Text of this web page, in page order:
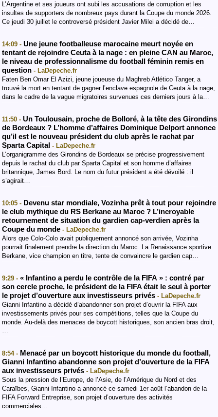
L’Argentine et ses joueurs ont subi les accusations de corruption et les
insultes de supporters de nombreux pays durant la Coupe du monde 2026.
Ce jeudi 30 juillet le controversé président Javier Milei a décidé de…
14:09 - Une jeune footballeuse marocaine meurt noyée en
tentant de rejoindre Ceuta à la nage : en pleine CAN au Maroc,
le niveau de professionnalisme du football féminin remis en
question - LaDepeche.fr
Faten Ben Omar El Azizi, jeune joueuse du Maghreb Atlético Tanger, a
trouvé la mort en tentant de gagner l’enclave espagnole de Ceuta à la nage,
dans le cadre de la vague migratoires survenues ces derniers jours à la…
11:50 - Un Toulousain, proche de Bolloré, à la tête des Girondins
de Bordeaux ? L’homme d’affaires Dominique Delport annonce
qu’il est le nouveau président du club après le rachat par
Sparta Capital - LaDepeche.fr
L’organigramme des Girondins de Bordeaux se précise progressivement
depuis le rachat du club par Sparta Capital et son homme d’affaires
britannique, James Bord. Le nom du futur président a été dévoilé : il
s’agirait…
10:05 - Devenu star mondiale, Vozinha prêt à tout pour rejoindre
le club mythique du RS Berkane au Maroc ? L’incroyable
retournement de situation du gardien cap-verdien après la
Coupe du monde - LaDepeche.fr
Alors que Colo-Colo avait publiquement annoncé son arrivée, Vozinha
pourrait finalement prendre la direction du Maroc. La Renaissance sportive
Berkane, vice champion en titre, tente de convaincre le gardien cap…
9:29 - « Infantino a perdu le contrôle de la FIFA » : contré par
son cercle proche, le président de la FIFA était le seul à porter
le projet d’ouverture aux investisseurs privés - LaDepeche.fr
Gianni Infantino a décidé d’abandonner son projet d’ouvrir la FIFA aux
investissements privés pour ses compétitions, telles que la Coupe du
monde. Au-delà des menaces de boycott historiques, son ancien bras droit,
…
8:54 - Menacé par un boycott historique du monde du football,
Gianni Infantino abandonne son projet d’ouverture de la FIFA
aux investisseurs privés - LaDepeche.fr
Sous la pression de l’Europe, de l’Asie, de l’Amérique du Nord et des
Caraïbes, Gianni Infantino a annoncé ce samedi 1er août l’abandon de la
FIFA Forward Entreprise, son projet d’ouverture des activités
commerciales…